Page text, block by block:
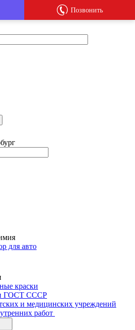
для авто
краски
ГОСТ СССР
и медицинских учреждений
работ
Позвонить